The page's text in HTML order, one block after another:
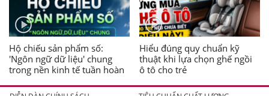
Hộ chiếu sản phẩm số:
'Ngôn ngữ dữ liệu' chung
trong nền kinh tế tuần hoàn
Hiểu đúng quy chuẩn kỹ
thuật khi lựa chọn ghế ngồi
ô tô cho trẻ